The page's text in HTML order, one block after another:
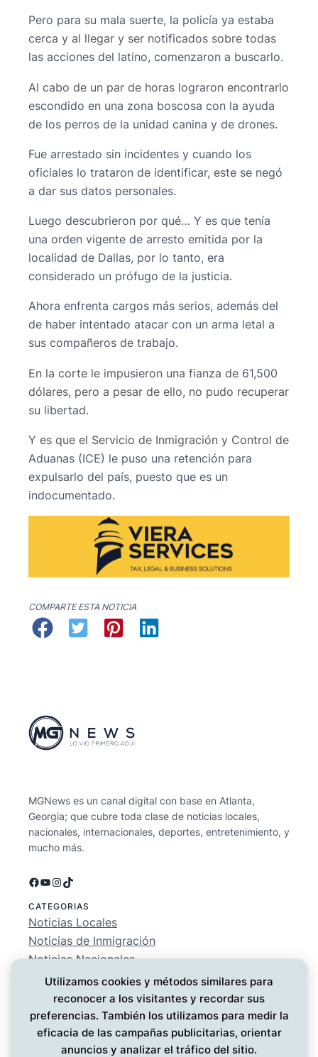
Pero para su mala suerte, la policía ya estaba
cerca y al llegar y ser notificados sobre todas
las acciones del latino, comenzaron a buscarlo.
Al cabo de un par de horas lograron encontrarlo
escondido en una zona boscosa con la ayuda
de los perros de la unidad canina y de drones.
Fue arrestado sin incidentes y cuando los
oficiales lo trataron de identificar, este se negó
a dar sus datos personales.
Luego descubrieron por qué… Y es que tenía
una orden vigente de arresto emitida por la
localidad de Dallas, por lo tanto, era
considerado un prófugo de la justicia.
Ahora enfrenta cargos más serios, además del
de haber intentado atacar con un arma letal a
sus compañeros de trabajo.
En la corte le impusieron una fianza de 61,500
dólares, pero a pesar de ello, no pudo recuperar
su libertad.
Y es que el Servicio de Inmigración y Control de
Aduanas (ICE) le puso una retención para
expulsarlo del país, puesto que es un
indocumentado.
COMPARTE ESTA NOTICIA
MGNews es un canal digital con base en Atlanta,
Georgia; que cubre toda clase de noticias locales,
nacionales, internacionales, deportes, entretenimiento, y
mucho más.
Facebook
YouTube
Instagram
TikTok
CATEGORIAS
Noticias Locales
Noticias de Inmigración
Noticias Nacionales
Deportes
Entretenimiento
EMPRESA
Conócenos
Política de Privacidad
Utilizamos cookies y métodos similares para
reconocer a los visitantes y recordar sus
preferencias. También los utilizamos para medir la
eficacia de las campañas publicitarias, orientar
anuncios y analizar el tráfico del sitio.